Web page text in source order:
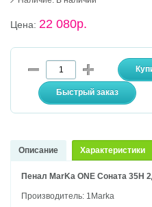
Цена:22 080р.
Описание Характеристики
Пенал MarKa ONE Соната 35Н
Производитель: 1Marka